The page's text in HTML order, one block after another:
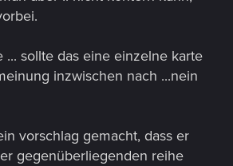
... sollte das eine einzelne karte
inzwischen nach ...nein
vorschlag gemacht, dass er
gegenüberliegenden reihe